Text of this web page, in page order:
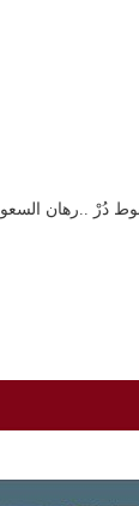
دُرْ ..رهان